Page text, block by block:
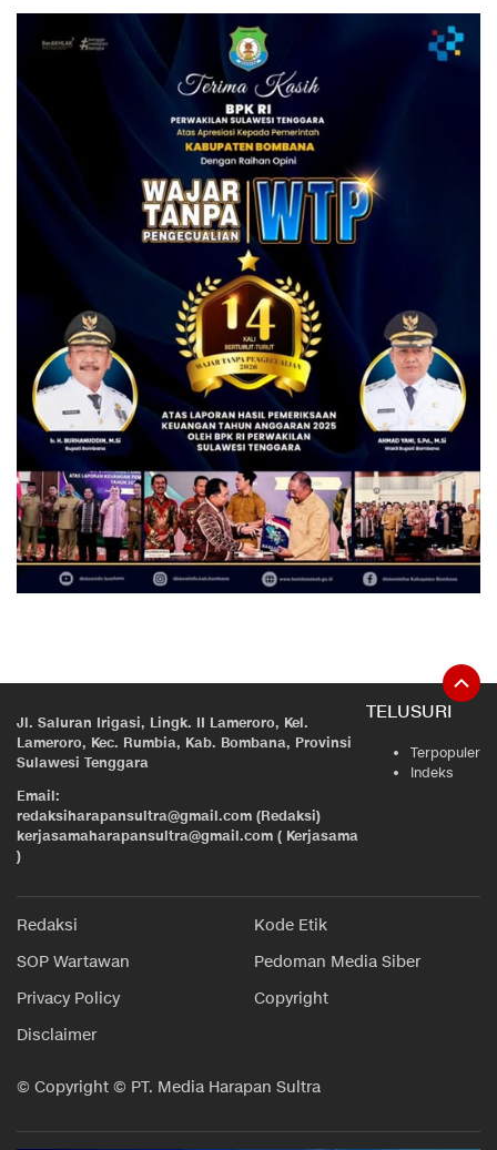
Jl. Saluran Irigasi, Lingk. II Lameroro, Kel.
Lameroro, Kec. Rumbia, Kab. Bombana, Provinsi
Sulawesi Tenggara
Email:
redaksiharapansultra@gmail.com (Redaksi)
kerjasamaharapansultra@gmail.com ( Kerjasama
)
TELUSURI
Terpopuler
Indeks
Redaksi
Kode Etik
SOP Wartawan
Pedoman Media Siber
Privacy Policy
Copyright
Disclaimer
© Copyright © PT. Media Harapan Sultra